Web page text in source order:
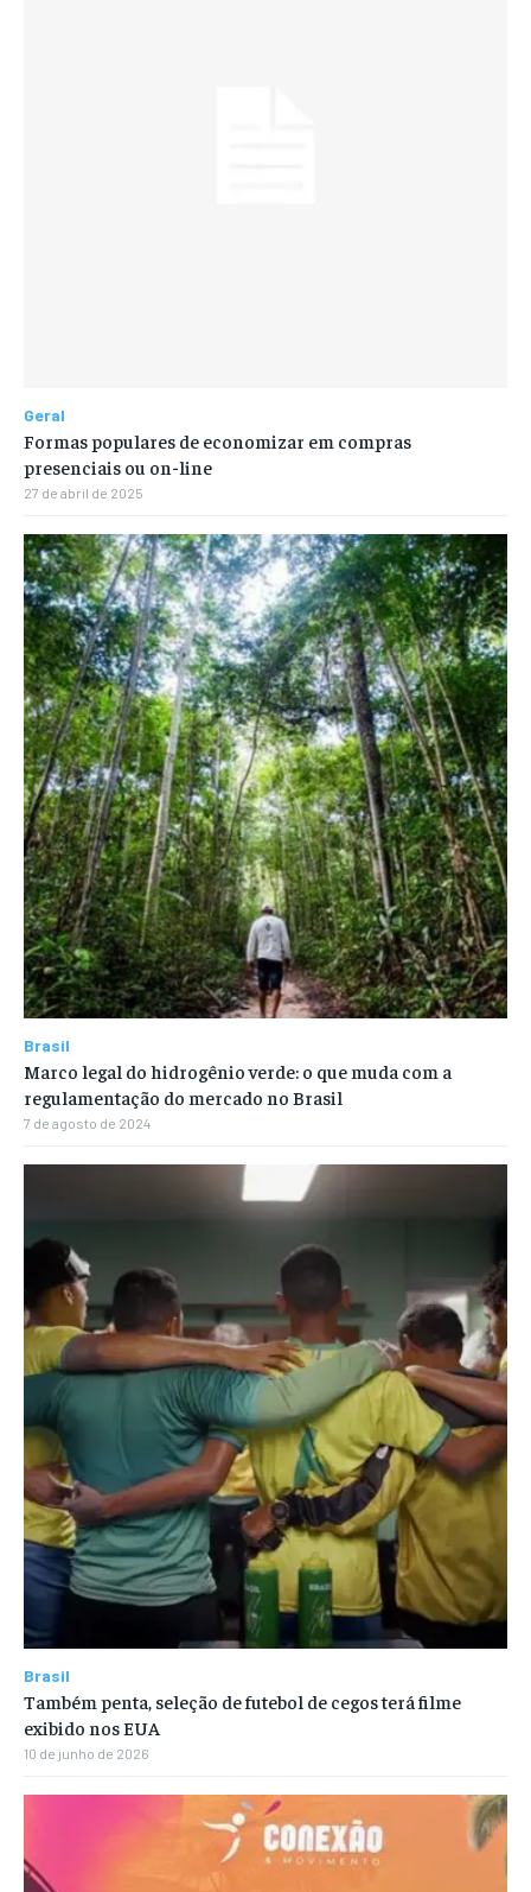
Geral
Formas populares de economizar em compras
presenciais ou on-line
27 de abril de 2025
Brasil
Marco legal do hidrogênio verde: o que muda com a
regulamentação do mercado no Brasil
7 de agosto de 2024
Brasil
Também penta, seleção de futebol de cegos terá filme
exibido nos EUA
10 de junho de 2026